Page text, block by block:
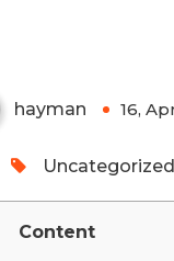
hayman 16,
Uncategorized
Content